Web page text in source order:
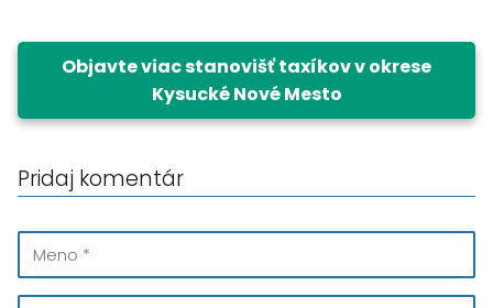
Objavte viac stanovišť taxíkov v okrese
Kysucké Nové Mesto
Pridaj komentár